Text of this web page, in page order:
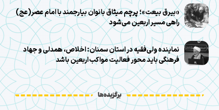
«بیرق بیعت»؛ پرچم میثاق بانوان بیارجمند با امام عصر(عج)
راهی مسیر اربعین می‌شود
نماینده ولی‌فقیه در استان سمنان: اخلاص، همدلی و جهاد
فرهنگی باید محور فعالیت مواکب اربعین باشد
برگزیده‌ها